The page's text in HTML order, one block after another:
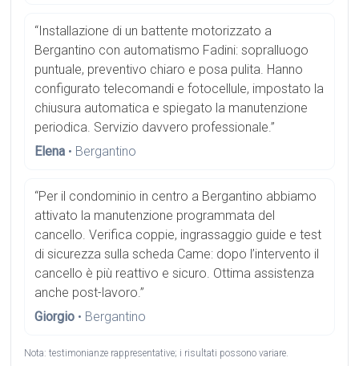
“Installazione di un battente motorizzato a
Bergantino con automatismo Fadini: sopralluogo
puntuale, preventivo chiaro e posa pulita. Hanno
configurato telecomandi e fotocellule, impostato la
chiusura automatica e spiegato la manutenzione
periodica. Servizio davvero professionale.”
Elena • Bergantino
“Per il condominio in centro a Bergantino abbiamo
attivato la manutenzione programmata del
cancello. Verifica coppie, ingrassaggio guide e test
di sicurezza sulla scheda Came: dopo l’intervento il
cancello è più reattivo e sicuro. Ottima assistenza
anche post-lavoro.”
Giorgio • Bergantino
Nota: testimonianze rappresentative; i risultati possono variare.